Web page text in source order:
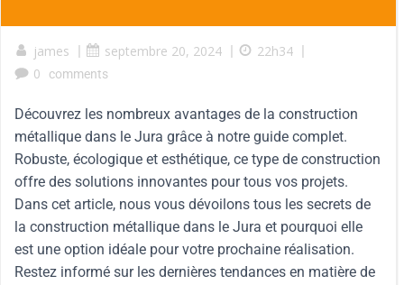
james | septembre 20, 2024 | 22h34 |
0
comments
Découvrez les nombreux avantages de la construction
métallique dans le Jura grâce à notre guide complet.
Robuste, écologique et esthétique, ce type de construction
offre des solutions innovantes pour tous vos projets.
Dans cet article, nous vous dévoilons tous les secrets de
la construction métallique dans le Jura et pourquoi elle
est une option idéale pour votre prochaine réalisation.
Restez informé sur les dernières tendances en matière de